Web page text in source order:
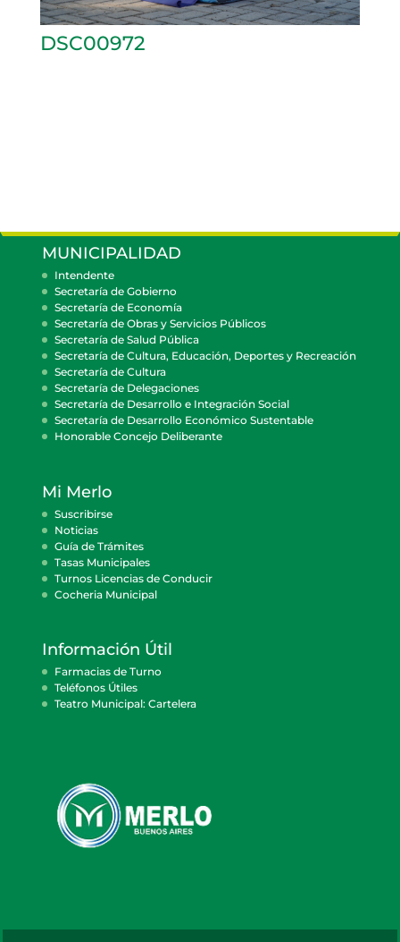
DSC00972
MUNICIPALIDAD
Intendente
Secretaría de Gobierno
Secretaría de Economía
Secretaría de Obras y Servicios Públicos
Secretaría de Salud Pública
Secretaría de Cultura, Educación, Deportes y Recreación
Secretaría de Cultura
Secretaría de Delegaciones
Secretaría de Desarrollo e Integración Social
Secretaría de Desarrollo Económico Sustentable
Honorable Concejo Deliberante
Mi Merlo
Suscribirse
Noticias
Guía de Trámites
Tasas Municipales
Turnos Licencias de Conducir
Cocheria Municipal
Información Útil
Farmacias de Turno
Teléfonos Útiles
Teatro Municipal: Cartelera